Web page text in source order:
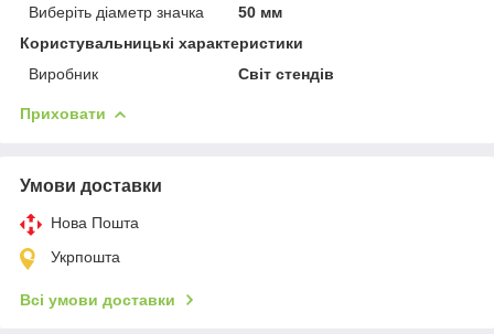
Виберіть діаметр значка
50 мм
Користувальницькі характеристики
Виробник
Світ стендів
Приховати
Умови доставки
Нова Пошта
Укрпошта
Всі умови доставки